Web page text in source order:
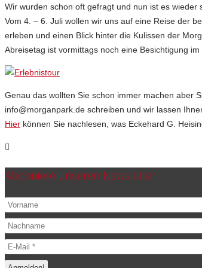
Wir wurden schon oft gefragt und nun ist es
Vom 4. – 6. Juli wollen wir uns auf eine Reise der
erleben und einen Blick hinter die Kulissen der
Abreisetag ist vormittags noch eine Besichtigung im
Genau das wollten Sie schon immer machen aber
info@morganpark.de schreiben und wir lassen
Hier können Sie nachlesen, was Eckehard G.
Abonniere unseren Newsletter